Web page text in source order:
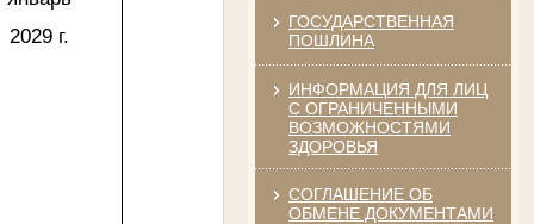
Ануприенко Иван Васильевич
суда
в период с 1965 по 1984 гг.
ГОСУДАРСТВЕННАЯ
ПОШЛИНА
ИНФОРМАЦИЯ ДЛЯ ЛИЦ
С ОГРАНИЧЕННЫМИ
ВОЗМОЖНОСТЯМИ
ЗДОРОВЬЯ
СОГЛАШЕНИЕ ОБ
ОБМЕНЕ ДОКУМЕНТАМИ
2029 г.